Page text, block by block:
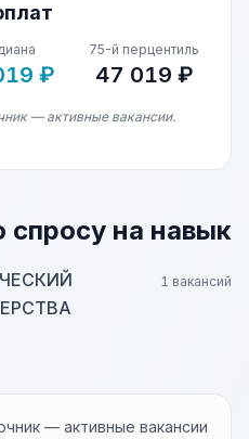
₽
75-й перцентиль
47 019 ₽
— активные вакансии.
спросу на навык
1 вакансий
— активные вакансии